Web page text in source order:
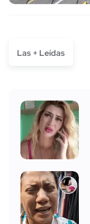
Las + Leídas